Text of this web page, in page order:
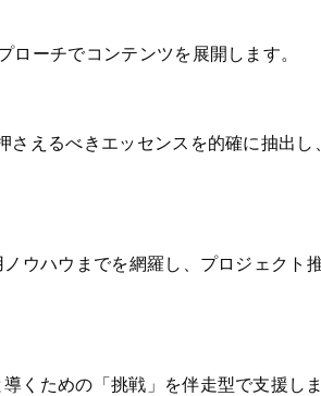
ーチでコンテンツを展開します。
えるべきエッセンスを的確に抽出し
ウハウまでを網羅し、プロジェクト
くための「挑戦」を伴走型で支援しま